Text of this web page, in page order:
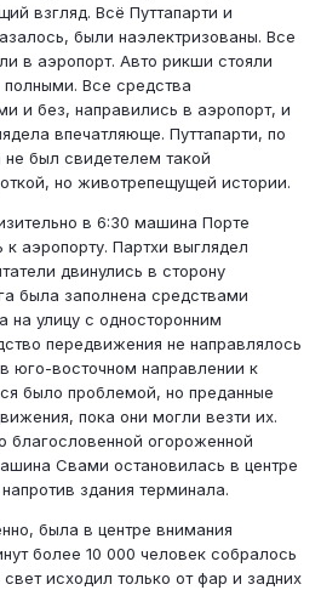
взгляд. Всё Путтапарти и
были наэлектризованы. Все
в аэропорт. Авто рикши стояли
Все средства
и без, направились в аэропорт, и
впечатляюще. Путтапарти, по
был свидетелем такой
но животрепещущей истории.
в 6:30 машина Порте
аэропорту. Партхи выглядел
двинулись в сторону
была заполнена средствами
на улицу с односторонним
передвижения не направлялось
юго-восточном направлении к
было проблемой, но преданные
пока они могли везти их.
огороженной
Свами остановилась в центре
здания терминала.
была в центре внимания
более 10 000 человек собралось
исходил только от фар и задних